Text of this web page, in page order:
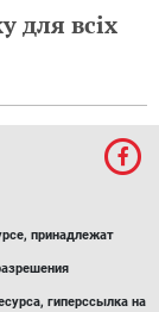
для всіх
принадлежат
гиперссылка на